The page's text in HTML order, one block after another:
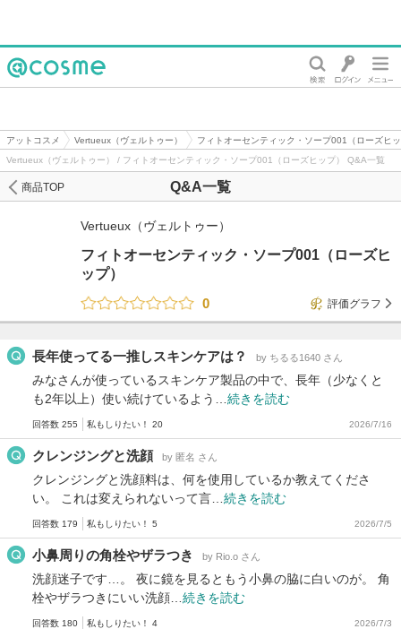
アットコスメ Vertueux（ヴェルトゥー）
フィトオーセンティック・ソープ001（ローズヒ
Vertueux（ヴェルトゥー） / フィトオーセンティック・ソープ001（ローズヒップ） Q&A一覧
Q&A一覧
商品TOP
Vertueux（ヴェルトゥー）
フィトオーセンティック・ソープ001（ローズヒ
ップ）
0
評価グラフ
長年使ってる一推しスキンケアは？ by ちるる1640 さん
みなさんが使っているスキンケア製品の中で、長年（少なくと
も2年以上）使い続けているよう… 続きを読む
回答数 255 私もしりたい！ 20 2026/7/16
クレンジングと洗顔 by 匿名 さん
クレンジングと洗顔料は、何を使用しているか教えてくださ
い。 これは変えられないって言… 続きを読む
回答数 179 私もしりたい！ 5 2026/7/5
小鼻周りの角栓やザラつき by Rio.o さん
洗顔迷子です…。 夜に鏡を見るともう小鼻の脇に白いのが。 角
栓やザラつきにいい洗顔… 続きを読む
回答数 180 私もしりたい！ 4 2026/7/3